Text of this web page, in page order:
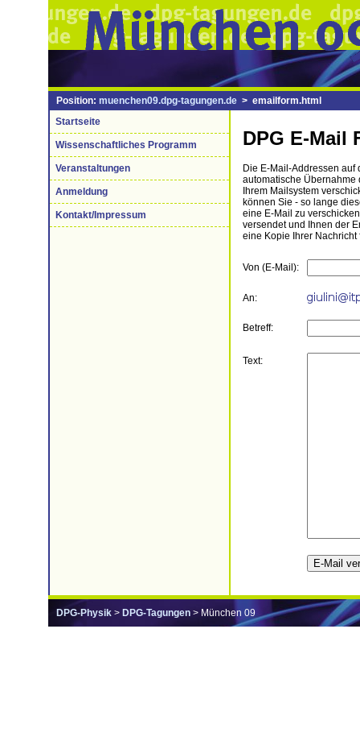
Position: muenchen09.dpg-tagungen.de > emailform.html
Startseite
Wissenschaftliches Programm
Veranstaltungen
Anmeldung
Kontakt/Impressum
DPG E-Mail
Die E-Mail-Addressen
automatische Übernahme
Ihrem Mailsystem
können Sie - so lange
eine E-Mail zu
versendet und Ihnen der
eine Kopie Ihrer
Von (E-Mail):
An:
Betreff:
Text:
DPG-Physik > DPG-Tagungen > München 09